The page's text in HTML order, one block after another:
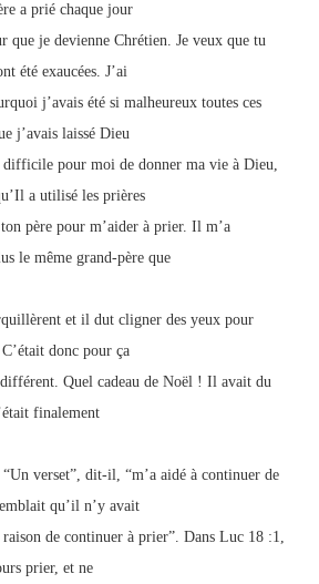
a prié chaque jour
que je devienne Chrétien. Je veux que tu
été exaucées. J’ai
j’avais été si malheureux toutes ces
j’avais laissé Dieu
difficile pour moi de donner ma vie à Dieu,
a utilisé les prières
père pour m’aider à prier. Il m’a
le même grand-père que
et il dut cligner des yeux pour
donc pour ça
Quel cadeau de Noël ! Il avait du
finalement
verset”, dit-il, “m’a aidé à continuer de
qu’il n’y avait
de continuer à prier”. Dans Luc 18 :1,
prier, et ne